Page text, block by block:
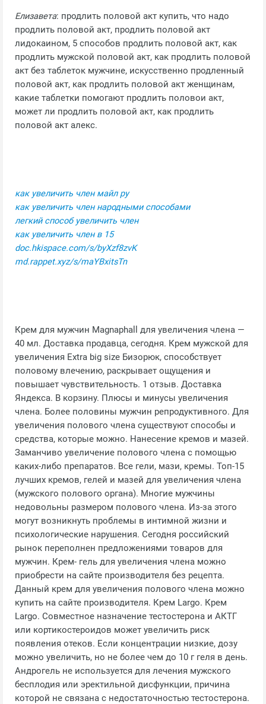
Елизавета: продлить половой акт купить, что надо
продлить половой акт, продлить половой акт
лидокаином, 5 способов продлить половой акт, как
продлить мужской половой акт, как продлить половой
акт без таблеток мужчине, искусственно продленный
половой акт, как продлить половой акт женщинам,
какие таблетки помогают продлить половои акт,
может ли продлить половой акт, как продлить
половой акт алекс.
как увеличить член майл ру
как увеличить член народными способами
легкий способ увеличить член
как увеличить член в 15
doc.hkispace.com/s/byXzf8zvK
md.rappet.xyz/s/maYBxitsTn
Крем для мужчин Magnaphall для увеличения члена —
40 мл. Доставка продавца, сегодня. Крем мужской для
увеличения Extra big size Бизорюк, способствует
половому влечению, раскрывает ощущения и
повышает чувствительность. 1 отзыв. Доставка
Яндекса. В корзину. Плюсы и минусы увеличения
члена. Более половины мужчин репродуктивного. Для
увеличения полового члена существуют способы и
средства, которые можно. Нанесение кремов и мазей.
Заманчиво увеличение полового члена с помощью
каких-либо препаратов. Все гели, мази, кремы. Топ-15
лучших кремов, гелей и мазей для увеличения члена
(мужского полового органа). Многие мужчины
недовольны размером полового члена. Из-за этого
могут возникнуть проблемы в интимной жизни и
психологические нарушения. Сегодня российский
рынок переполнен предложениями товаров для
мужчин. Крем- гель для увеличения члена можно
приобрести на сайте производителя без рецепта.
Данный крем для увеличения полового члена можно
купить на сайте производителя. Крем Largo. Крем
Largo. Совместное назначение тестостерона и АКТГ
или кортикостероидов может увеличить риск
появления отеков. Если концентрации низкие, дозу
можно увеличить, но не более чем до 10 г геля в день.
Андрогель не используется для лечения мужского
бесплодия или эректильной дисфункции, причина
которой не связана с недостаточностью тестостерона.